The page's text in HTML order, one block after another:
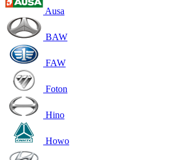
Ausa
BAW
FAW
Foton
Hino
Howo